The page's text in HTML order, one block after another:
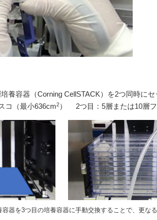
養容器（Corning CellSTACK）を2つ同時にセ
コ（最小636cm2） 2つ目：5層または10層
器を3つ目の培養容器に手動交換することで、更なる